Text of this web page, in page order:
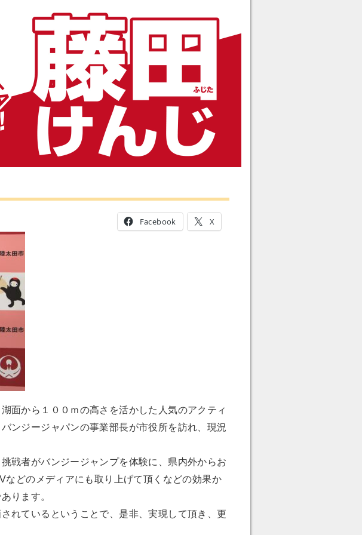
Facebook X
面から１００ｍの高さを活かした人気のアクティ
ンジージャパンの事業部長が市役所を訪れ、現況
戦者がバンジージャンプを体験に、県内外からお
どのメディアにも取り上げて頂くなどの効果か
ります。
れているということで、是非、実現して頂き、更